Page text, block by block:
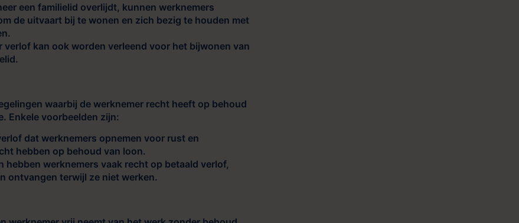
een familielid overlijdt, kunnen werknemers
de uitvaart bij te wonen en zich bezig te houden met
verlof kan ook worden verleend voor het bijwonen van
waarbij de werknemer recht heeft op behoud
Enkele voorbeelden zijn:
dat werknemers opnemen voor rust en
hebben op behoud van loon.
hebben werknemers vaak recht op betaald verlof,
ontvangen terwijl ze niet werken.